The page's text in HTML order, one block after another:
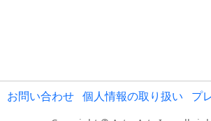
お問い合わせ 個人情報の取り扱い プ